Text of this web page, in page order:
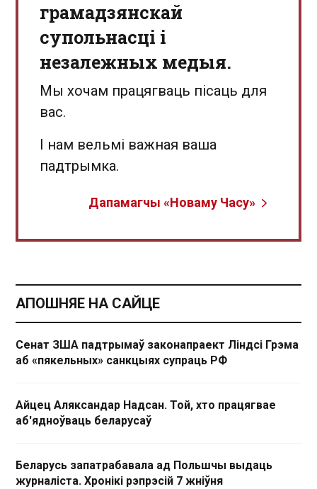
грамадзянскай
супольнасці і
незалежных медыя.
Мы хочам працягваць пісаць для
вас.
І нам вельмі важная ваша
падтрымка.
Дапамагчы «Новаму Часу»
АПОШНЯЕ НА САЙЦЕ
Сенат ЗША падтрымаў законапраект Ліндсі Грэма
аб «пякельных» санкцыях супраць РФ
Айцец Аляксандар Надсан. Той, хто працягвае
аб'ядноўваць беларусаў
Беларусь запатрабавала ад Польшчы выдаць
журналіста. Хронікі рэпрэсій 7 жніўня